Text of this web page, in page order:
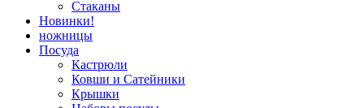
Стаканы
Новинки!
ножницы
Посуда
Кастрюли
Ковши и Сатейники
Крышки